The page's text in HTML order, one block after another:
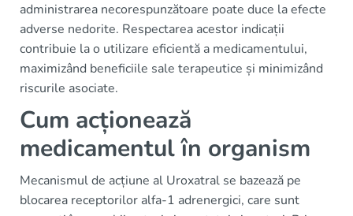
administrarea necorespunzătoare poate duce la efecte
adverse nedorite. Respectarea acestor indicații
contribuie la o utilizare eficientă a medicamentului,
maximizând beneficiile sale terapeutice și minimizând
riscurile asociate.
Cum acționează
medicamentul în organism
Mecanismul de acțiune al Uroxatral se bazează pe
blocarea receptorilor alfa-1 adrenergici, care sunt